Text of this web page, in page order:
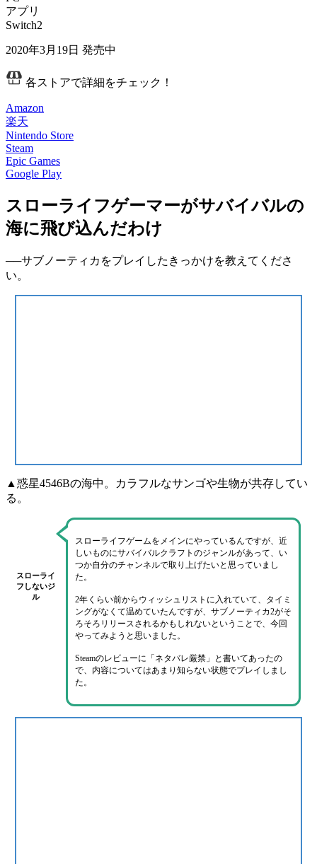
アプリ
Switch2
2020年3月19日 発売中
各ストアで詳細をチェック！
Amazon
楽天
Nintendo Store
Steam
Epic Games
Google Play
スローライフゲーマーがサバイバルの
海に飛び込んだわけ
──サブノーティカをプレイしたきっかけを教えてくださ
い。
▲惑星4546Bの海中。カラフルなサンゴや生物が共存してい
る。
スローライ
フしないジ
ル
スローライフゲームをメインにやっているんですが、近
しいものにサバイバルクラフト のジャンルがあって、い
つか自分のチャンネルで取り上げたいと思っていまし
た。
2年くらい前からウィッシュリストに入れていて 、タイミ
ングがなくて温めていたんですが、 サブノーティカ2がそ
ろそろリリースされるかもしれないということで、今回
やってみようと思いました。
Steamのレビューに 「ネタバレ厳禁」
と書いてあったの
で、内容についてはあまり知らない状態でプレイしまし
た。